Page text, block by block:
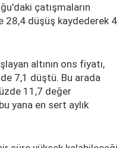
çatışmaların
28,4 düşüş kaydederek 4
altının ons fiyatı,
7,1 düştü. Bu arada
11,7 değer
yana en sert aylık